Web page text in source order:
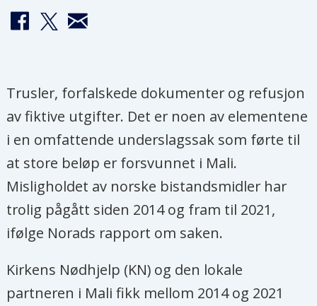
Trusler, forfalskede dokumenter og refusjon
av fiktive utgifter. Det er noen av elementene
i en omfattende underslagssak som førte til
at store beløp er forsvunnet i Mali.
Misligholdet av norske bistandsmidler har
trolig pågått siden 2014 og fram til 2021,
ifølge Norads rapport om saken.
Kirkens Nødhjelp (KN) og den lokale
partneren i Mali fikk mellom 2014 og 2021